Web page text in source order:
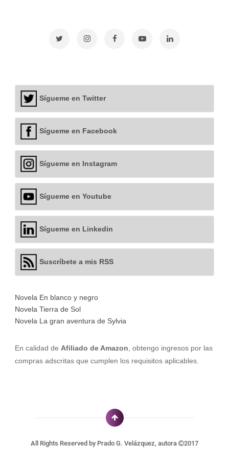
Sígueme en Twitter
Sígueme en Facebook
Sígueme en Instagram
Sígueme en Youtube
Sígueme en Linkedin
Suscríbete a mis RSS
Novela En blanco y negro
Novela Tierra de Sol
Novela La gran aventura de Sylvia
En calidad de Afiliado de Amazon , obtengo ingresos por las
compras adscritas que cumplen los requisitos aplicables.
All Rights Reserved by Prado G. Velázquez, autora 2017